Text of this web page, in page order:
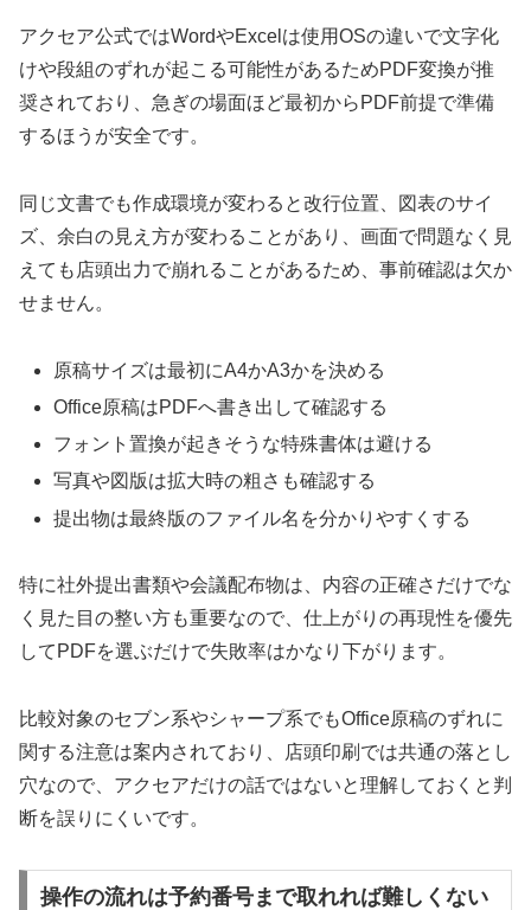
アクセア公式ではWordやExcelは使用OSの違いで文字化
けや段組のずれが起こる可能性があるためPDF変換が推
奨されており、急ぎの場面ほど最初からPDF前提で準備
するほうが安全です。
同じ文書でも作成環境が変わると改行位置、図表のサイ
ズ、余白の見え方が変わることがあり、画面で問題なく見
えても店頭出力で崩れることがあるため、事前確認は欠か
せません。
原稿サイズは最初にA4かA3かを決める
Office原稿はPDFへ書き出して確認する
フォント置換が起きそうな特殊書体は避ける
写真や図版は拡大時の粗さも確認する
提出物は最終版のファイル名を分かりやすくする
特に社外提出書類や会議配布物は、内容の正確さだけでな
く見た目の整い方も重要なので、仕上がりの再現性を優先
してPDFを選ぶだけで失敗率はかなり下がります。
比較対象のセブン系やシャープ系でもOffice原稿のずれに
関する注意は案内されており、店頭印刷では共通の落とし
穴なので、アクセアだけの話ではないと理解しておくと判
断を誤りにくいです。
操作の流れは予約番号まで取れれば難しくない